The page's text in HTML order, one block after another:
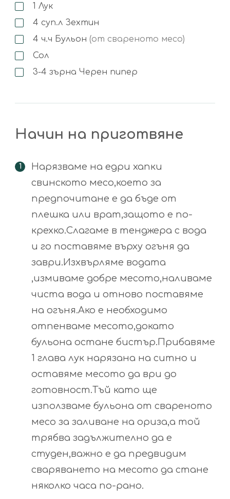
1 Лук
4 суп.л Зехтин
4 ч.ч Бульон (от свареното месо)
Сол
3-4 зърна Черен пипер
Начин на приготвяне
Нарязваме на едри хапки
свинското месо,което за
предпочитане е да бъде от
плешка или врат,защото е по-
крехко.Слагаме в тенджера с вода
и го поставяме върху огъня да
заври.Изхвърляме водата
,измиваме добре месото,наливаме
чиста вода и отново поставяме
на огъня.Ако е необходимо
отпенваме месото,докато
бульона остане бистър.Прибавяме
1 глава лук нарязана на ситно и
оставяме месото да ври до
готовност.Тъй като ще
използваме бульона от свареното
месо за заливане на ориза,а той
трябва задължително да е
студен,важно е да предвидим
сваряването на месото да стане
няколко часа по-рано.